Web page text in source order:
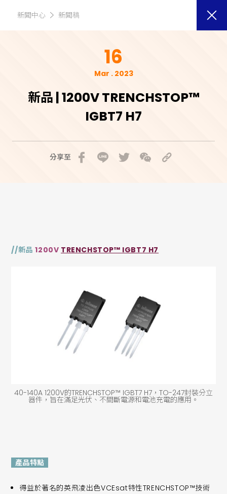
新聞中心 新聞稿
16
Mar . 2023
新品 | 1200V TRENCHSTOP™
IGBT7 H7
分享至
40-140A 1200V的TRENCHSTOP™ IGBT7 H7，TO-247封裝分立
器件，旨在滿足光伏、不間斷電源和電池充電的應用。
//新品 1200V TRENCHSTOP™ IGBT7 H7
產品特點
得益於著名的英飛凌出色VCEsat特性TRENCHSTOP™技術